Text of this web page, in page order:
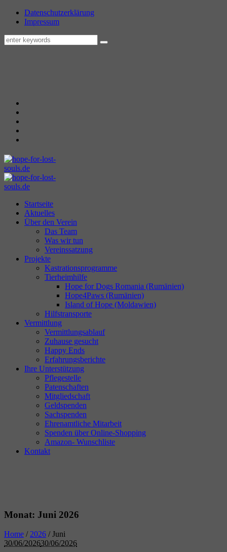
Datenschutzerklärung
Impressum
Startseite
Aktuelles
Über den Verein
Das Team
Was wir tun
Vereinssatzung
Projekte
Kastrationsprogramme
Tierheimhilfe
Hope for Dogs Romania (Rumänien)
Hope4Paws (Rumänien)
Island of Hope (Moldawien)
Hilfstransporte
Vermittlung
Vermittlungsablauf
Zuhause gesucht
Happy Ends
Erfahrungsberichte
Ihre Unterstützung
Pflegestelle
Patenschaften
Mitgliedschaft
Geldspenden
Sachspenden
Ehrenamtliche Mitarbeit
Spenden über Online-Shopping
Amazon- Wunschliste
Kontakt
Monat: Juni 2026
Home /2026 /Juni
30/06/202630/06/2026